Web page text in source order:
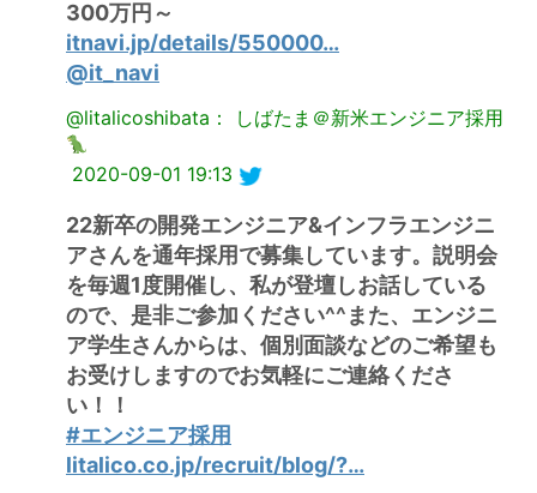
300万円～
itnavi.jp/details/550000…
@it_navi
@litalicoshibata： しばたま＠新米エンジニア採用
2020-09-01 19:13
22新卒の開発エンジニア&インフラエンジニ
アさんを通年採用で募集しています。説明会
を毎週1度開催し、私が登壇しお話している
ので、是非ご参加ください^^また、エンジニ
ア学生さんからは、個別面談などのご希望も
お受けしますのでお気軽にご連絡くださ
い！！
#エンジニア採用
litalico.co.jp/recruit/blog/?…